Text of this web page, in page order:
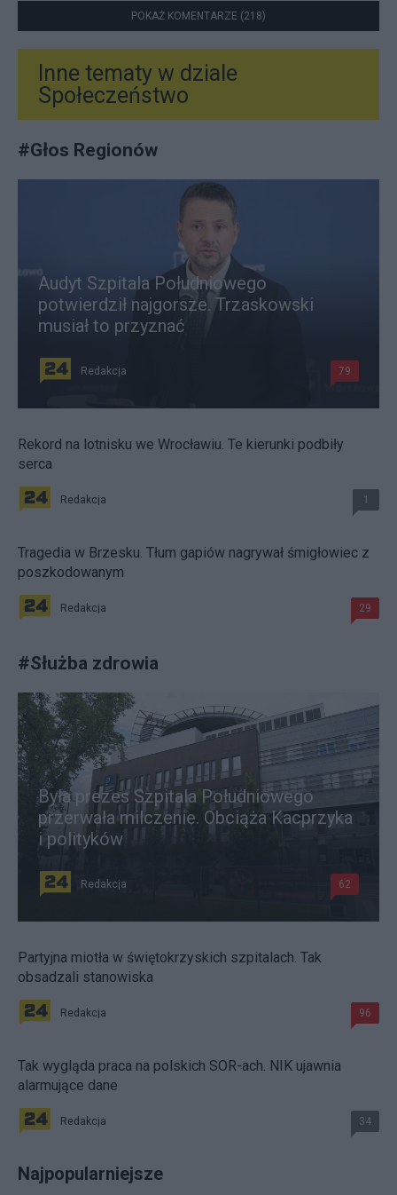
POKAŻ KOMENTARZE (218)
Inne tematy w dziale
Społeczeństwo
#Głos Regionów
Audyt Szpitala Południowego
potwierdził najgorsze. Trzaskowski
musiał to przyznać
Redakcja 79
Rekord na lotnisku we Wrocławiu. Te kierunki podbiły
serca
Redakcja 1
Tragedia w Brzesku. Tłum gapiów nagrywał śmigłowiec z
poszkodowanym
Redakcja 29
#Służba zdrowia
Była prezes Szpitala Południowego
przerwała milczenie. Obciąża Kacprzyka
i polityków
Redakcja 62
Partyjna miotła w świętokrzyskich szpitalach. Tak
obsadzali stanowiska
Redakcja 96
Tak wygląda praca na polskich SOR-ach. NIK ujawnia
alarmujące dane
Redakcja 34
Najpopularniejsze